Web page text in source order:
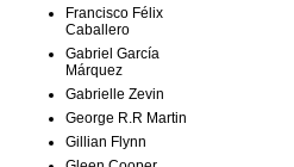
Francisco Félix
Caballero
Gabriel García
Márquez
Gabrielle Zevin
George R.R Martin
Gillian Flynn